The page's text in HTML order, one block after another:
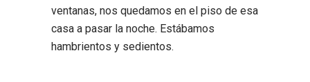
ventanas, nos quedamos en el piso de esa
casa a pasar la noche. Estábamos
hambrientos y sedientos.